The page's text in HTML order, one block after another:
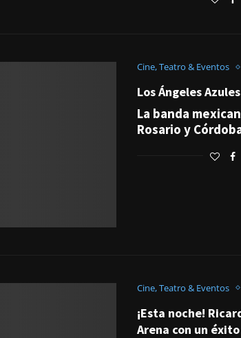
Cine, Teatro & Eventos
Los Ángeles
La banda
Rosario y
Cine, Teatro & Eventos
¡Esta noche!
Arena con un